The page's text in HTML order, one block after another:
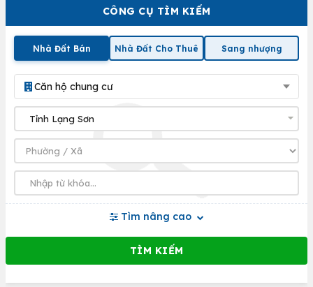
CÔNG CỤ TÌM KIẾM
Nhà Đất Bán Nhà Đất Cho Thuê Sang nhượng
Căn hộ chung cư
Tìm nâng cao